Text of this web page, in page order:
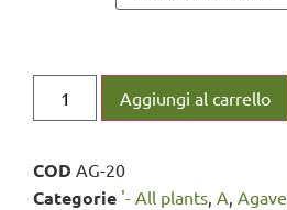
Aggiungi al carrello
COD AG-20
Categorie '- All plants A Agave